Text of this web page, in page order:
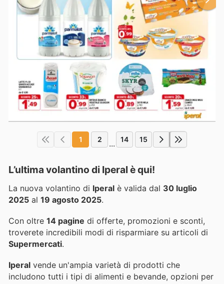
1 2 ... 14 15
L’ultima volantino di Iperal è qui!
La nuova volantino di Iperal è valida dal 30 luglio
2025 al 19 agosto 2025.
Con oltre 14 pagine di offerte, promozioni e sconti,
troverete incredibili modi di risparmiare su articoli di
Supermercati.
Iperal vende un'ampia varietà di prodotti che
includono tutti i tipi di alimenti e bevande, opzioni per